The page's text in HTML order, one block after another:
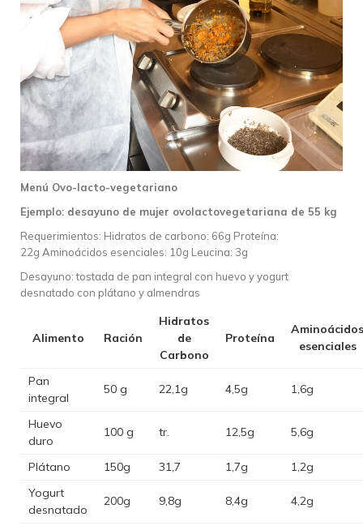
Menú Ovo-lacto-vegetariano
Ejemplo: desayuno de mujer ovolactovegetariana de 55 kg
Requerimientos: Hidratos de carbono: 66g Proteína:
22g Aminoácidos esenciales: 10g Leucina: 3g
Desayuno: tostada de pan integral con huevo y yogurt
desnatado con plátano y almendras
Alimento Ración
Hidratos
de
Carbono
Proteína
Aminoácidos
esenciales
Pan
integral
50 g 22,1g 4,5g 1,6g
Huevo
duro
100 g tr. 12,5g 5,6g
Plátano 150g 31,7 1,7g
1,2g
Yogurt
desnatado
200g 9,8g 8,4g 4,2g